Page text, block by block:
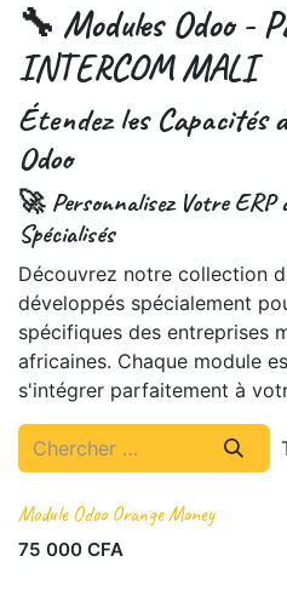
🔧 Modules Odoo -
INTERCOM MALI
Étendez les Capacités
Odoo
🚀 Personnalisez Votre ERP
Spécialisés
Découvrez notre collection
développés spécialement
spécifiques des entreprises
africaines. Chaque module
s'intégrer parfaitement à
Nouveau !
Module Odoo Orange Money
75 000 CFA